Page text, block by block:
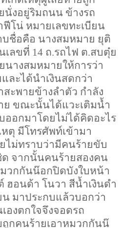
นั่งอยู่ริมถนน ข้างรถ
โน่ หมายเลขทะเบียน
บชื่อคือ นางสมหมาย ยุติ
เลขที่ 14 ถ.รถไฟ ต.สบตุ๋ย
นางสมหมายให้การว่า
ละได้นำเงินสดกว่า
สะพายข้างลำตัว กำลัง
ย ขณะนั้นได้แวะเติมน้ำ
อกมาโดยไม่ได้คิดอะไร
หตุ มีโทรศัพท์เข้ามา
ไม่ทราบว่ามีคนร้ายขับ
จากนั้นคนร้ายสองคน
วกกันน๊อกปิดบังใบหน้า
อนด้า โนวา สีน้ำเงินดำ
มาประกบแล้วบอกว่า
องตกใจจึงจอดรถ
กคนร้ายเอาหมวกกันน๊